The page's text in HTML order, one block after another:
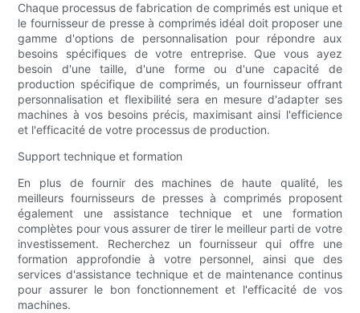
Chaque processus de fabrication de comprimés est unique et
le fournisseur de presse à comprimés idéal doit proposer une
gamme d'options de personnalisation pour répondre aux
besoins spécifiques de votre entreprise. Que vous ayez
besoin d'une taille, d'une forme ou d'une capacité de
production spécifique de comprimés, un fournisseur offrant
personnalisation et flexibilité sera en mesure d'adapter ses
machines à vos besoins précis, maximisant ainsi l'efficience
et l'efficacité de votre processus de production.
Support technique et formation
En plus de fournir des machines de haute qualité, les
meilleurs fournisseurs de presses à comprimés proposent
également une assistance technique et une formation
complètes pour vous assurer de tirer le meilleur parti de votre
investissement. Recherchez un fournisseur qui offre une
formation approfondie à votre personnel, ainsi que des
services d'assistance technique et de maintenance continus
pour assurer le bon fonctionnement et l'efficacité de vos
machines.